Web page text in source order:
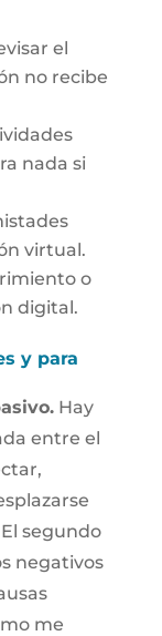
el
no recibe
nada si
virtual.
o
digital.
y para
Hay
entre el
segundo
negativos
me